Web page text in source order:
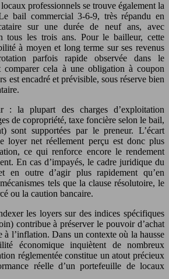
professionnels se trouve également la
bail commercial 3-6-9, très répandu en
sur une durée de neuf ans, avec
tous les trois ans. Pour le bailleur, cette
à moyen et long terme sur ses revenus
parfois rapide observée dans le
comparer cela à une obligation à coupon
est encadré et prévisible, sous réserve bien
: la plupart des charges d’exploitation
de copropriété, taxe foncière selon le bail,
sont supportées par le preneur. L’écart
loyer net réellement perçu est donc plus
ce qui renforce encore le rendement
En cas d’impayés, le cadre juridique du
en outre d’agir plus rapidement qu’en
tels que la clause résolutoire, le
ou la caution bancaire.
les loyers sur des indices spécifiques
contribue à préserver le pouvoir d’achat
à l’inflation. Dans un contexte où la hausse
économique inquiètent de nombreux
réglementée constitue un atout précieux
réelle d’un portefeuille de locaux